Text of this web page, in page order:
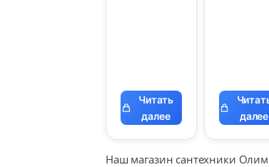
Читать
далее
далее
Наш магазин сантехники